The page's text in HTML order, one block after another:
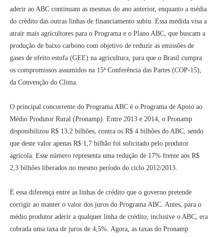
aderir ao ABC continuam as mesmas do ano anterior, enquanto a média
do crédito das outras linhas de financiamento subiu. Essa medida visa a
atrair mais agricultores para o Programa e o Plano ABC, que buscam a
produção de baixo carbono com objetivo de reduzir as emissões de
gases de efeito estufa (GEE) na agricultura, para que o Brasil cumpra
os compromissos assumidos na 15ª Conferência das Partes (COP-15),
da Convenção do Clima.
O principal concorrente do Programa ABC é o Programa de Apoio ao
Médio Produtor Rural (Pronamp). Entre 2013 e 2014, o Pronamp
disponibilizou R$ 13,2 bilhões, contra os R$ 4 bilhões do ABC, sendo
que deste valor apenas R$ 1,7 bilhão foi solicitado pelo produtor
agrícola. Esse número representa uma redução de 17% frente aos R$
2,3 bilhões liberados no mesmo período do ciclo 2012/2013.
É essa diferença entre as linhas de crédito que o governo pretende
corrigir ao manter o valor dos juros do Programa ABC. Antes, para o
médio produtor aderir a qualquer linha de crédito, inclusive o ABC, era
cobrada uma taxa de juros de 4,5%. Agora, as taxas do Pronamp